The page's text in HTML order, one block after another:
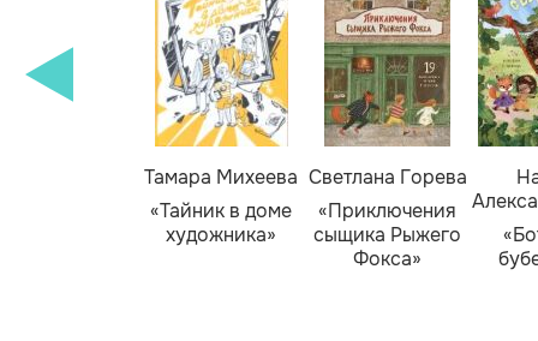
Тамара Михеева
«Тайник в доме
художника»
Светлана Горева
«Приключения
сыщика Рыжего
Фокса»